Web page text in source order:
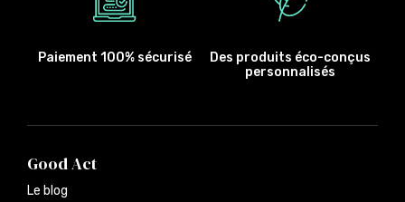
Paiement 100% sécurisé
Des produits éco-conçus
personnalisés
Good Act
Le blog